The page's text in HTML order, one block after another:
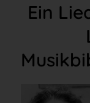
Ein